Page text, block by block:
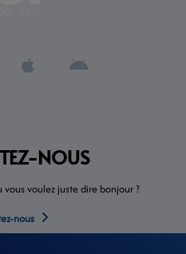
NOUS
vous voulez juste dire bonjour ?
nous